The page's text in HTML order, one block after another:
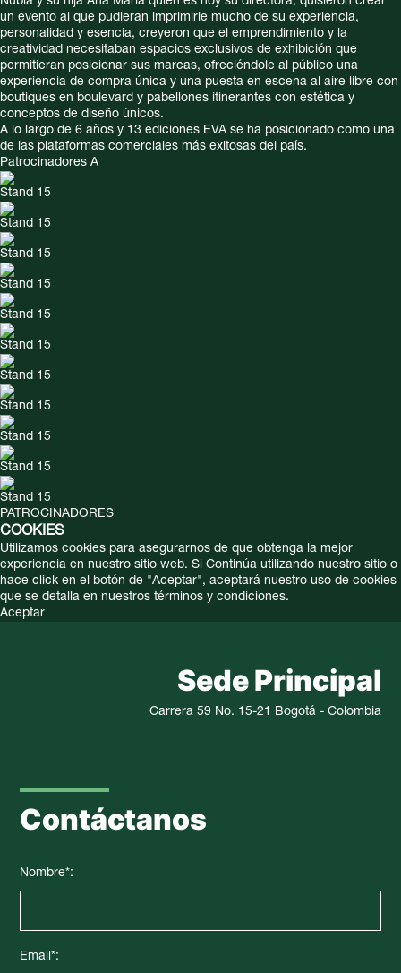
un evento al que pudieran imprimirle mucho de su experiencia,
personalidad y esencia, creyeron que el emprendimiento y la
creatividad necesitaban espacios exclusivos de exhibición que
permitieran posicionar sus marcas, ofreciéndole al público una
experiencia de compra única y una puesta en escena al aire libre con
boutiques en boulevard y pabellones itinerantes con estética y
conceptos de diseño únicos.
A lo largo de 6 años y 13 ediciones EVA se ha posicionado como una
de las plataformas comerciales más exitosas del país.
Patrocinadores A
Stand 15
Stand 15
Stand 15
Stand 15
Stand 15
Stand 15
Stand 15
Stand 15
Stand 15
Stand 15
Stand 15
PATROCINADORES
COOKIES
Utilizamos cookies para asegurarnos de que obtenga la mejor
experiencia en nuestro sitio web. Si Continúa utilizando nuestro sitio o
hace click en el botón de "Aceptar", aceptará nuestro uso de cookies
que se detalla en nuestros términos y condiciones.
Aceptar
Contáctanos
Nombre*:
Email*:
Sede Principal
Carrera 59 No. 15-21 Bogotá - Colombia